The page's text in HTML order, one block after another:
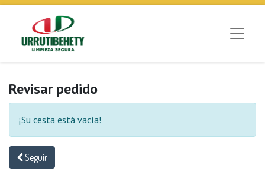
Revisar pedido
¡Su cesta está vacía!
Seguir